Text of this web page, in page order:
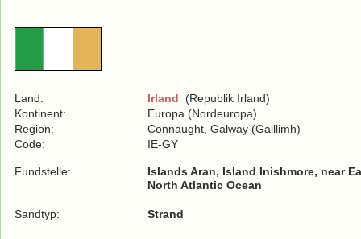
Land: Irland (Republik Irland)
Kontinent:
Europa (Nordeuropa)
Region:
Connaught, Galway (Gaillimh)
Code:
IE-GY
Fundstelle:
Islands Aran, Island Inishmore, near
North Atlantic Ocean
Sandtyp: Strand